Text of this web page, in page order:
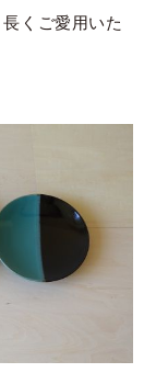
くご愛用いた